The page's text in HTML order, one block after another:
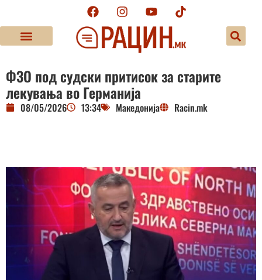
ФЗО под судски притисок за старите
лекувања во Германија
08/05/2026 13:34 Македонија Racin.mk